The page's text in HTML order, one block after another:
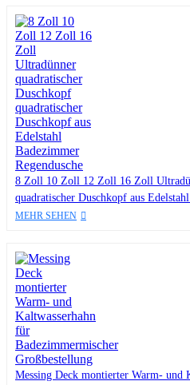
8 Zoll 10 Zoll 12 Zoll 16 Zoll
quadratischer Duschkopf aus
MEHR SEHEN
Messing Deck montierter Warm- und